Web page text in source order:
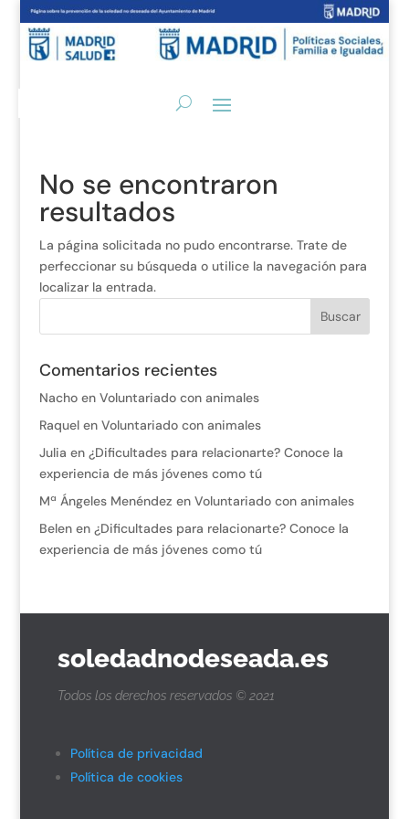
No se encontraron
resultados
La página solicitada no pudo encontrarse. Trate de
perfeccionar su búsqueda o utilice la navegación para
localizar la entrada.
Comentarios recientes
Nachoen Voluntariado con animales
Raquelen Voluntariado con animales
Julia en ¿Dificultades para relacionarte? Conoce la
experiencia de más jóvenes como tú
Mª Ángeles Menéndez en Voluntariado con animales
Belenen ¿Dificultades para relacionarte? Conoce la
experiencia de más jóvenes como tú
soledadnodeseada.es
Todos los derechos reservados © 2021
Política de privacidad
Política de cookies